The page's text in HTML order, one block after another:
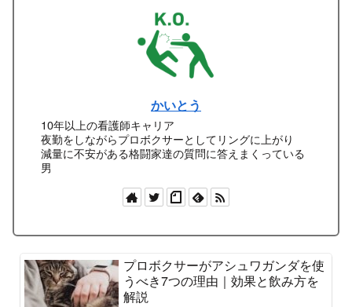
かいとう
10年以上の看護師キャリア
夜勤をしながらプロボクサーとしてリングに上がり
減量に不安がある格闘家達の質問に答えまくっている
男
プロボクサーがアシュワガンダを使
うべき7つの理由｜効果と飲み方を
解説